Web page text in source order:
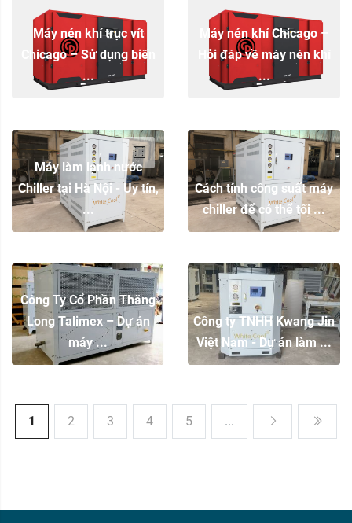
Máy nén khí trục vít
Chicago – Sử dụng biến
...
Máy nén khí Chicago –
Hỏi đáp về máy nén khí
...
Máy làm lạnh nước
Chiller tại Hà Nội - Uy tín,
...
Cách tính công suất máy
chiller để có thể tối ...
Công Ty Cổ Phần Thăng
Long Talimex – Dự án
máy ...
Công ty TNHH Kwang Jin
Việt Nam - Dự án làm ...
1 2 3 4 5 ...